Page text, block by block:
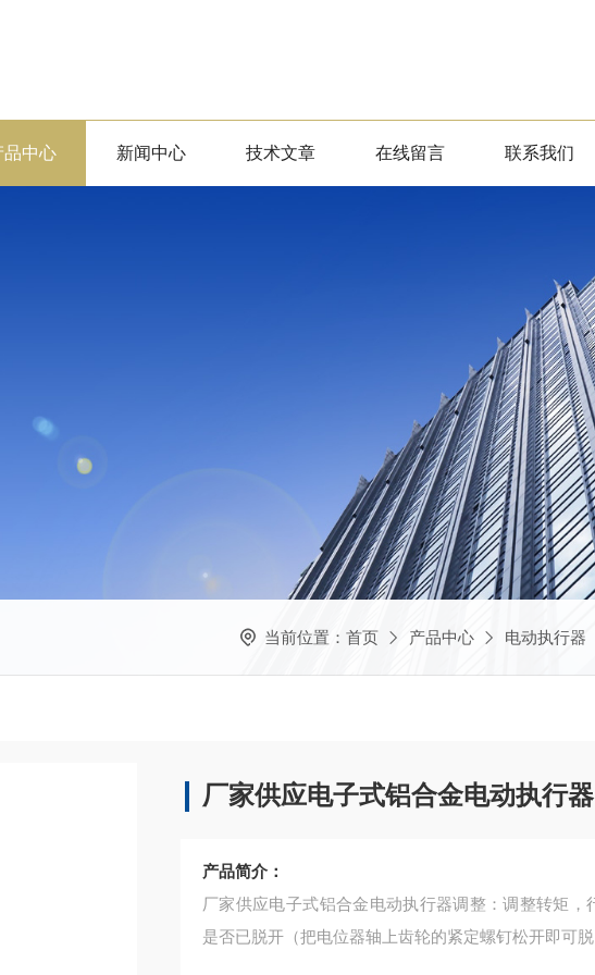
品中心 新闻中心 技术文章 在线留言 联系我们
当前位置： 首页 产品中心 电动执行器
厂家供应电子式铝合金电动执行器
产品简介：
厂家供应电子式铝合金电动执行器调整：调整转矩
是否已脱开（把电位器轴上齿轮的紧定螺钉松开即可脱